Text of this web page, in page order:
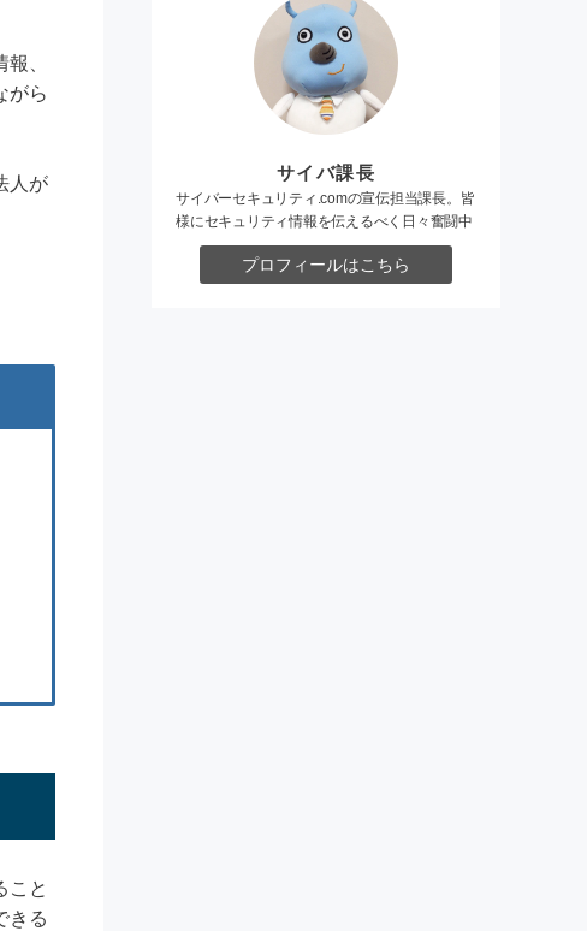
、
がら
人が
こと
きる
サイバ課長
サイバーセキュリティ.comの宣伝担当課長。皆
様にセキュリティ情報を伝えるべく日々奮闘中
プロフィールはこちら